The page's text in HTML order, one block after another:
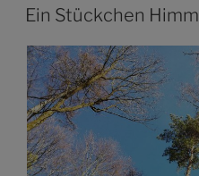
AM
Ein Stückchen